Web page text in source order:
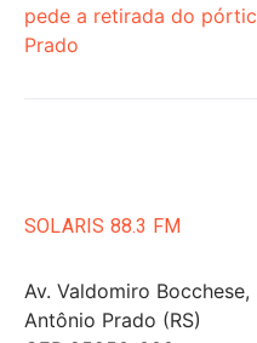
pede a retirada do
Prado
SOLARIS 88.3 FM
Av. Valdomiro Bocchese,
Antônio Prado (RS)